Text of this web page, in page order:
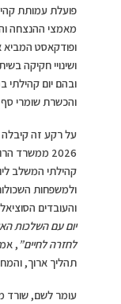
פועלת עמותת
מאמצי ההנצחה
ופודקאסט המביא
ושינויי חקיקה
והכשרת שומרי
על רקע זה
2026 ממשרד
קהילתי המשלב
ולמשפחות
והעובדים
יום עם השלכות
לחזרה לחיים”,
תהליך ארוך,
עומר לשם, שורד